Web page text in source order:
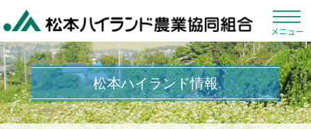
メニュー
松本ハイランド情報